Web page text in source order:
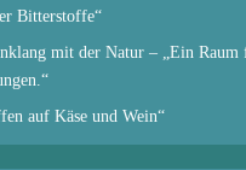
Bitterstoffe“
mit der Natur – „Ein Raum
auf Käse und Wein“